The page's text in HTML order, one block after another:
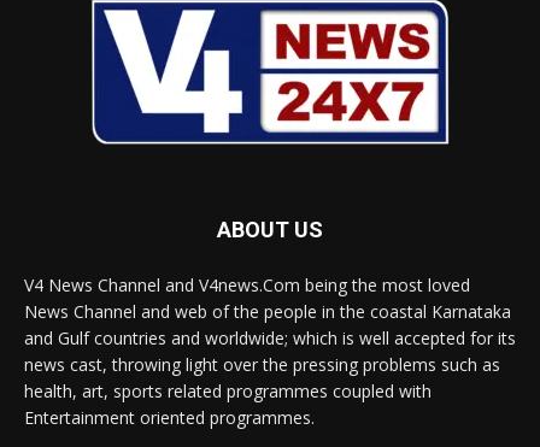
ABOUT US
V4 News Channel and V4news.Com being the most loved
News Channel and web of the people in the coastal Karnataka
and Gulf countries and worldwide; which is well accepted for its
news cast, throwing light over the pressing problems such as
health, art, sports related programmes coupled with
Entertainment oriented programmes.